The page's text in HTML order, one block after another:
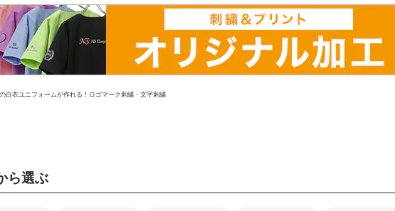
白衣ユニフォームが作れる！ロゴマーク刺繍・文字刺繍
ら選ぶ